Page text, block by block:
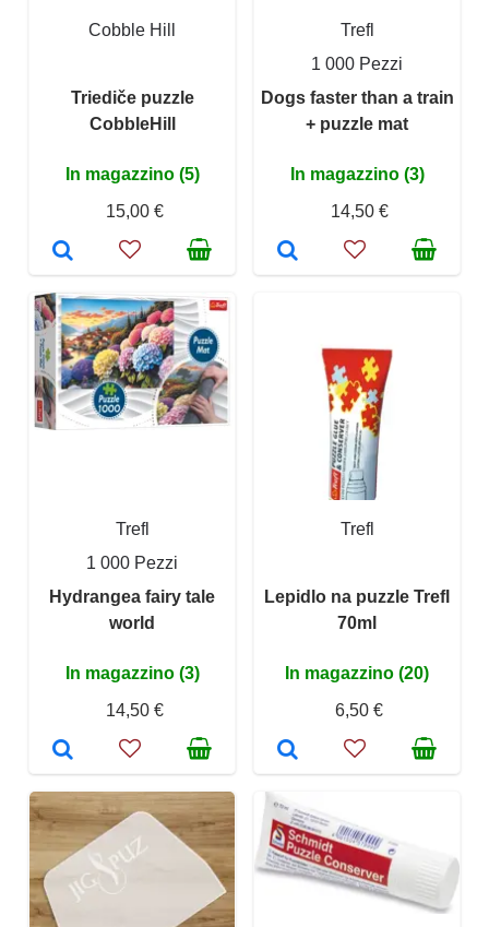
Cobble Hill
Triediče puzzle
CobbleHill
In magazzino (5)
15,00 €
Trefl
1 000 Pezzi
Dogs faster than a train
+ puzzle mat
In magazzino (3)
14,50 €
Trefl
1 000 Pezzi
Hydrangea fairy tale
world
In magazzino (3)
14,50 €
Trefl
Lepidlo na puzzle Trefl
70ml
In magazzino (20)
6,50 €